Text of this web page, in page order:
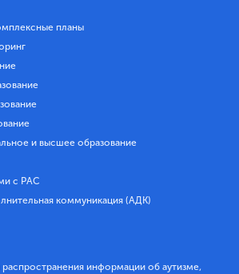
планы
и высшее образование
с РАС
коммуникация (АДК)
информации об аутизме,